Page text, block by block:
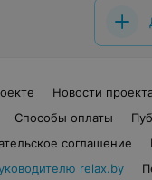
Новости
Способы оплаты
соглашение
relax.by